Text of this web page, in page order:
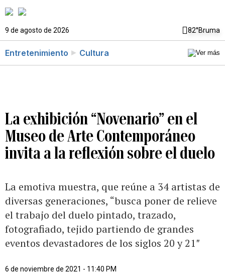
9 de agosto de 2026 82°Bruma
Entretenimiento Cultura
La exhibición “Novenario” en el
Museo de Arte Contemporáneo
invita a la reflexión sobre el duelo
La emotiva muestra, que reúne a 34 artistas de
diversas generaciones, “busca poner de relieve
el trabajo del duelo pintado, trazado,
fotografiado, tejido partiendo de grandes
eventos devastadores de los siglos 20 y 21″
6 de noviembre de 2021 - 11:40 PM